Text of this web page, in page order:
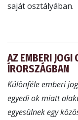
saját osztályában.
AZ EMBERI JOGI
ÍRORSZÁGBAN
Különféle emberi
egyedi ok miatt
egyesülnek egy